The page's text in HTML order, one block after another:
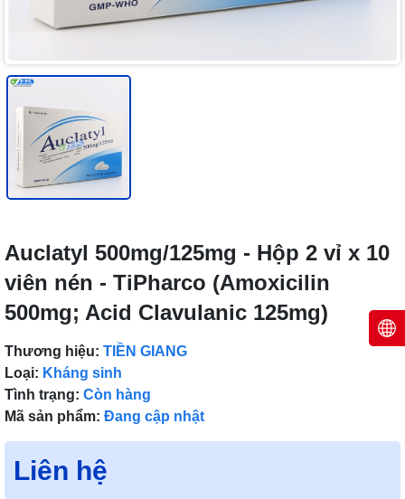
Auclatyl 500mg/125mg - Hộp 2 vỉ x 10
viên nén - TiPharco (Amoxicilin
500mg; Acid Clavulanic 125mg)
Thương hiệu: TIỀN GIANG
Loại: Kháng sinh
Tình trạng: Còn hàng
Mã sản phẩm: Đang cập nhật
Liên hệ